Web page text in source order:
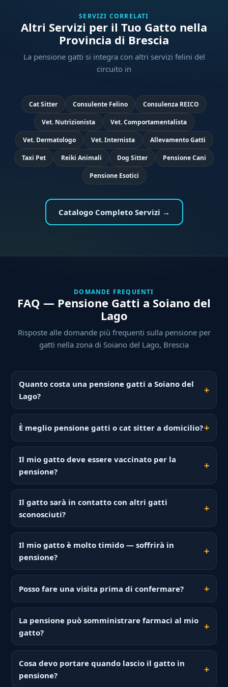
SERVIZI CORRELATI
Altri Servizi per il Tuo Gatto nella
Provincia di Brescia
La pensione gatti si integra con altri servizi felini del
circuito in
Cat Sitter Consulente Felino Consulenza REICO
Vet. Nutrizionista Vet. Comportamentalista
Vet. Dermatologo Vet. Internista Allevamento Gatti
Taxi Pet Reiki Animali Dog Sitter Pensione Cani
Pensione Esotici
Catalogo Completo Servizi →
DOMANDE FREQUENTI
FAQ — Pensione Gatti a Soiano del
Lago
Risposte alle domande più frequenti sulla pensione per
gatti nella zona di Soiano del Lago, Brescia
Quanto costa una pensione gatti a Soiano del
Lago?
È meglio pensione gatti o cat sitter a domicilio?
Il mio gatto deve essere vaccinato per la
pensione?
Il gatto sarà in contatto con altri gatti
sconosciuti?
Il mio gatto è molto timido — soffrirà in
pensione?
Posso fare una visita prima di confermare?
La pensione può somministrare farmaci al mio
gatto?
Cosa devo portare quando lascio il gatto in
pensione?